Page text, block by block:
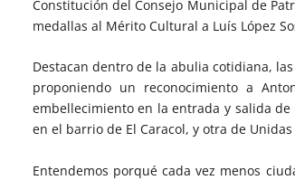
Constitución del Consejo Municipal de
medallas al Mérito Cultural a Luís López
Destacan dentro de la abulia cotidiana,
proponiendo un reconocimiento a
embellecimiento en la entrada y salida
en el barrio de El Caracol, y otra de
Entendemos porqué cada vez menos